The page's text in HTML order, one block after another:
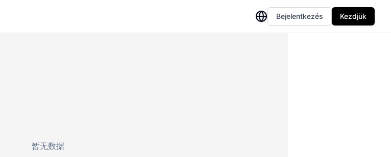
Bejelentkezés Kezdjük
暂无数据